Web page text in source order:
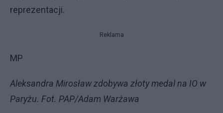
reprezentacji.
Reklama
MP
Aleksandra Mirosław zdobywa złoty medal na IO w
Paryżu. Fot. PAP/Adam Warżawa